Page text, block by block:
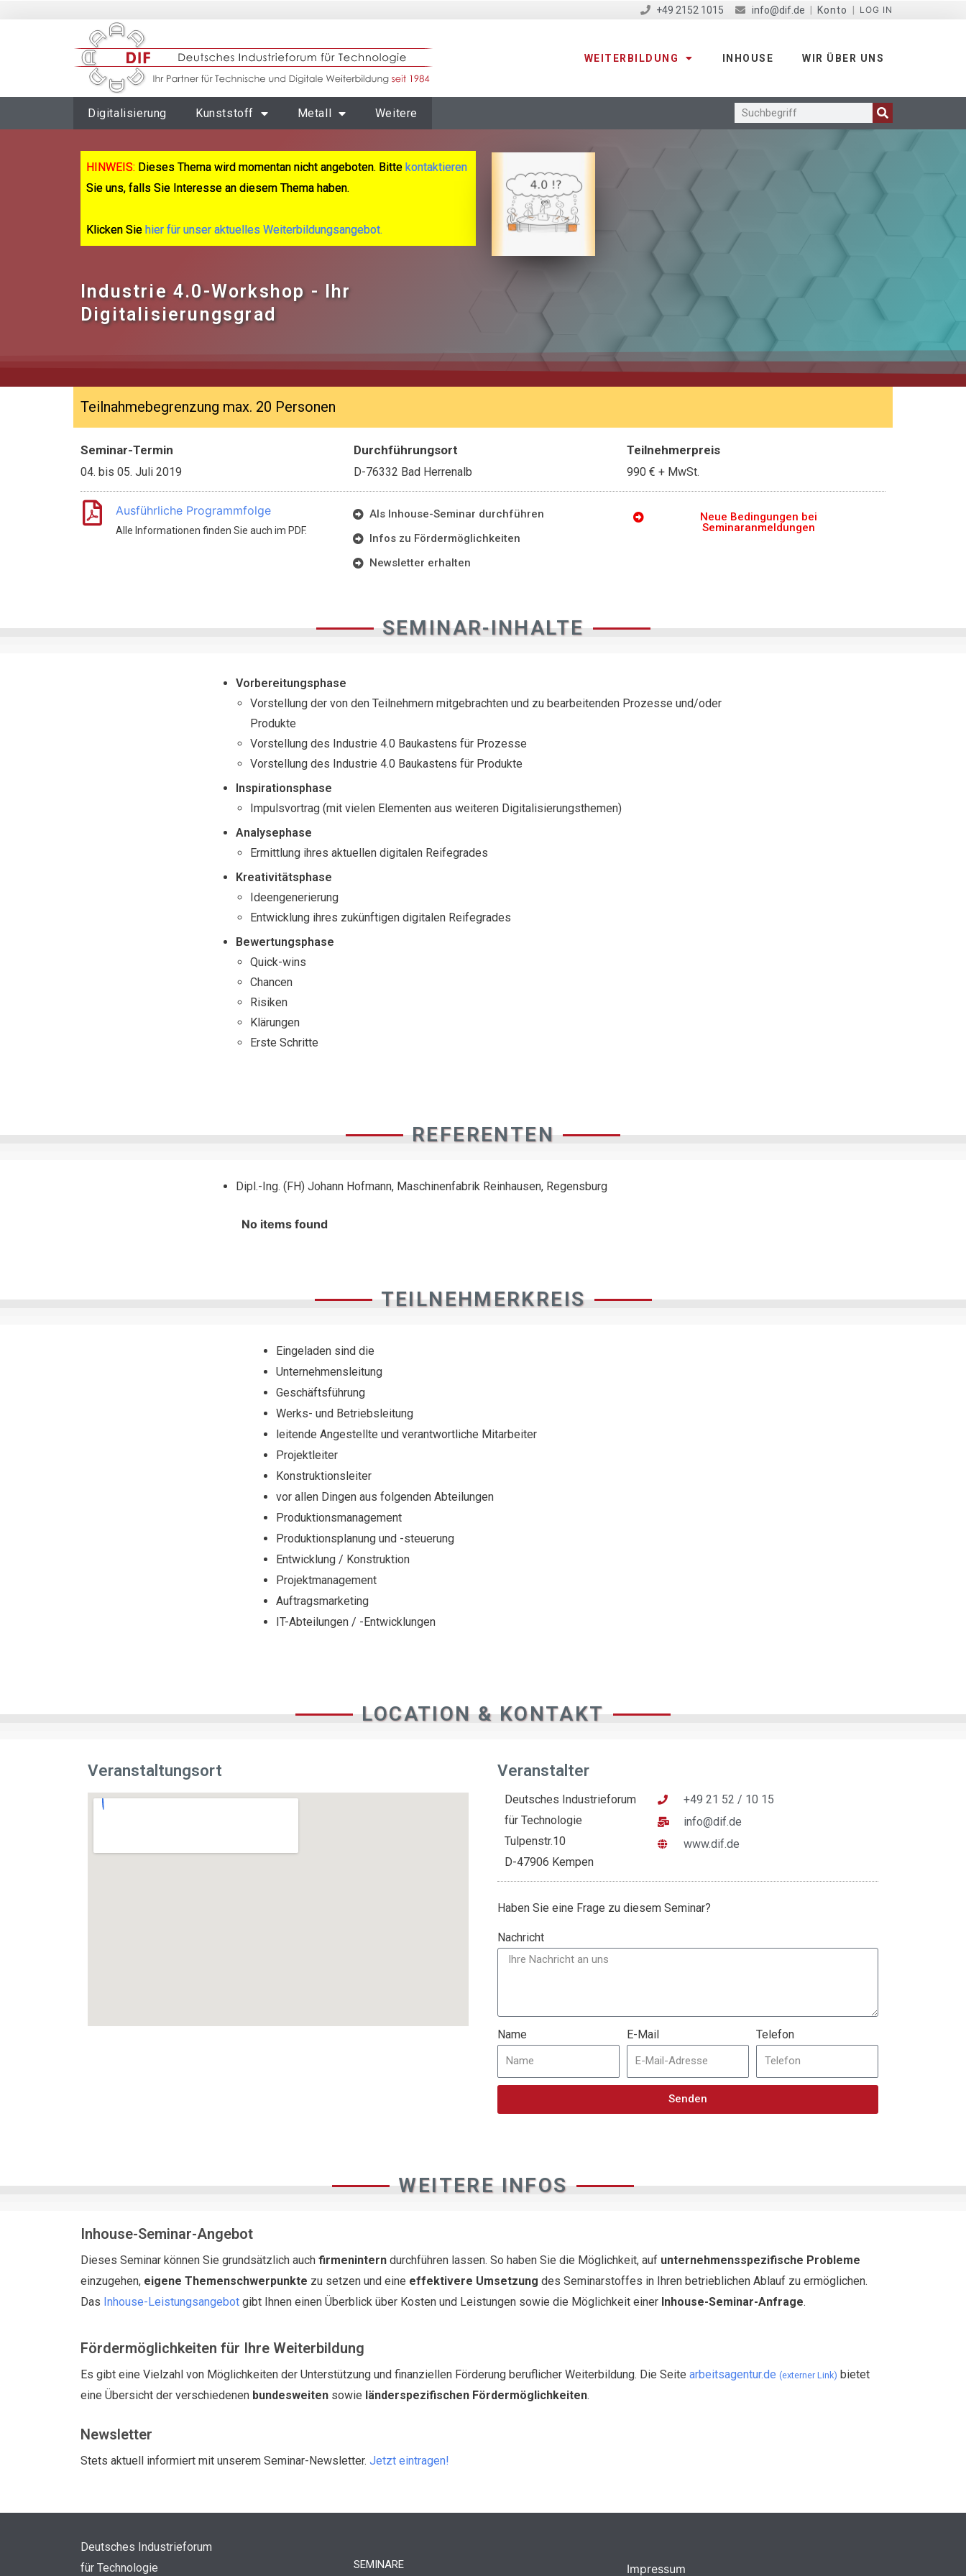
+49 2152 1015 info@dif.de Konto LOG IN
WEITERBILDUNG INHOUSE WIR ÜBER UNS
Digitalisierung Kunststoff Metall Weitere
HINWEIS: Dieses Thema wird momentan nicht angeboten. Bitte kontaktieren
Sie uns, falls Sie Interesse an diesem Thema haben.
Klicken Sie hier für unser aktuelles Weiterbildungsangebot.
Industrie 4.0-Workshop - Ihr
Digitalisierungsgrad
Teilnahmebegrenzung max. 20 Personen
Seminar-Termin
04. bis 05. Juli 2019
Durchführungsort
D-76332 Bad Herrenalb
Teilnehmerpreis
990 € + MwSt.
Ausführliche Programmfolge
Alle Informationen finden Sie auch im PDF.
Als Inhouse-Seminar durchführen
Infos zu Fördermöglichkeiten
Newsletter erhalten
Neue Bedingungen bei
Seminaranmeldungen
SEMINAR-INHALTE
Vorbereitungsphase
Vorstellung der von den Teilnehmern mitgebrachten und zu bearbeitenden Prozesse und/oder
Produkte
Vorstellung des Industrie 4.0 Baukastens für Prozesse
Vorstellung des Industrie 4.0 Baukastens für Produkte
Inspirationsphase
Impulsvortrag (mit vielen Elementen aus weiteren Digitalisierungsthemen)
Analysephase
Ermittlung ihres aktuellen digitalen Reifegrades
Kreativitätsphase
Ideengenerierung
Entwicklung ihres zukünftigen digitalen Reifegrades
Bewertungsphase
Quick-wins
Chancen
Risiken
Klärungen
Erste Schritte
REFERENTEN
Dipl.-Ing. (FH) Johann Hofmann, Maschinenfabrik Reinhausen, Regensburg
No items found
TEILNEHMERKREIS
Eingeladen sind die
Unternehmensleitung
Geschäftsführung
Werks- und Betriebsleitung
leitende Angestellte und verantwortliche Mitarbeiter
Projektleiter
Konstruktionsleiter
vor allen Dingen aus folgenden Abteilungen
Produktionsmanagement
Produktionsplanung und -steuerung
Entwicklung / Konstruktion
Projektmanagement
Auftragsmarketing
IT-Abteilungen / -Entwicklungen
LOCATION & KONTAKT
Veranstaltungsort Veranstalter
Deutsches Industrieforum
für Technologie
Tulpenstr.10
D-47906 Kempen
+49 21 52 / 10 15
info@dif.de
www.dif.de
Haben Sie eine Frage zu diesem Seminar?
Nachricht
Name E-Mail Telefon
Senden
WEITERE INFOS
Inhouse-Seminar-Angebot
Dieses Seminar können Sie grundsätzlich auch firmenintern durchführen lassen. So haben Sie die Möglichkeit, auf unternehmensspezifische Probleme
einzugehen, eigene Themenschwerpunkte zu setzen und eine effektivere Umsetzung des Seminarstoffes in Ihren betrieblichen Ablauf zu ermöglichen.
Das Inhouse-Leistungsangebot gibt Ihnen einen Überblick über Kosten und Leistungen sowie die Möglichkeit einer Inhouse-Seminar-Anfrage.
Fördermöglichkeiten für Ihre Weiterbildung
Es gibt eine Vielzahl von Möglichkeiten der Unterstützung und finanziellen Förderung beruflicher Weiterbildung. Die Seite arbeitsagentur.de (externer Link) bietet
eine Übersicht der verschiedenen bundesweiten sowie länderspezifischen Fördermöglichkeiten.
Newsletter
Stets aktuell informiert mit unserem Seminar-Newsletter. Jetzt eintragen!
Deutsches Industrieforum
für Technologie
SEMINARE Impressum